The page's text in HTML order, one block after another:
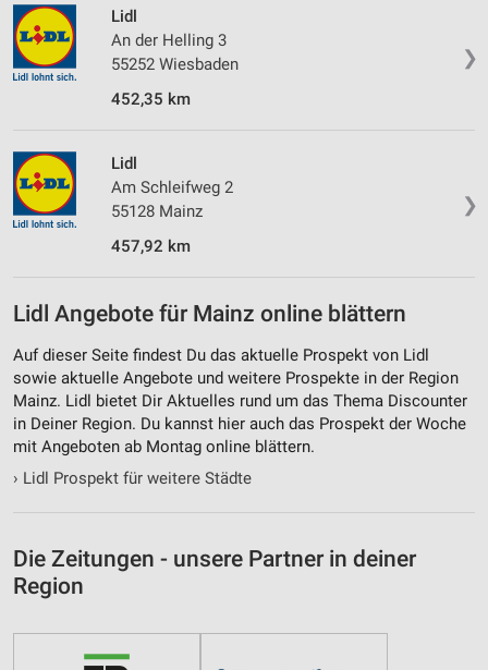
❯
Lidl
An der Helling 3
55252 Wiesbaden
452,35 km
❯
Lidl
Am Schleifweg 2
55128 Mainz
457,92 km
Lidl Angebote für Mainz online blättern
Auf dieser Seite findest Du das aktuelle Prospekt von Lidl
sowie aktuelle Angebote und weitere Prospekte in der Region
Mainz. Lidl bietet Dir Aktuelles rund um das Thema Discounter
in Deiner Region. Du kannst hier auch das Prospekt der Woche
mit Angeboten ab Montag online blättern.
› Lidl Prospekt für weitere Städte
Die Zeitungen - unsere Partner in deiner
Region